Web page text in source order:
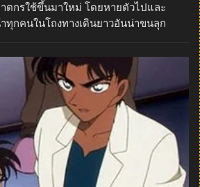
ตกรใช้ขึ้นมาใหม่ โดยหายตัวไปและ
ทุกคนในโถงทางเดินยาวอันน่าขนลุก